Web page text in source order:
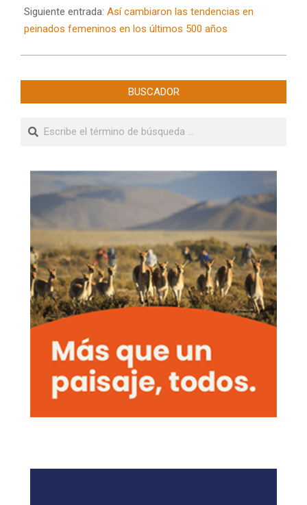
Siguiente entrada: Así cambiaron las tendencias en
peinados femeninos en los últimos 500 años
BUSCADOR
Buscar